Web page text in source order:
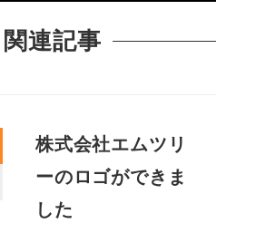
関連記事
株式会社エムツリ
ーのロゴができま
した